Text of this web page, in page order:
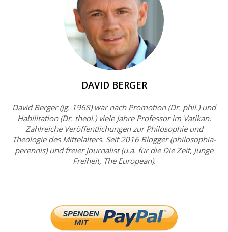
DAVID BERGER
David Berger (Jg. 1968) war nach Promotion (Dr. phil.) und
Habilitation (Dr. theol.) viele Jahre Professor im Vatikan.
Zahlreiche Veröffentlichungen zur Philosophie und
Theologie des Mittelalters. Seit 2016 Blogger (philosophia-
perennis) und freier Journalist (u.a. für die Die Zeit, Junge
Freiheit, The European).